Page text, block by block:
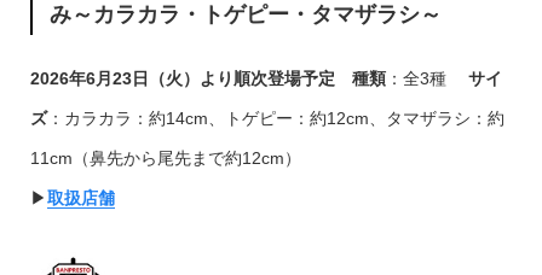
み～カラカラ・トゲピー・タマザラシ～
2026年6月23日（火）より順次登場予定 種類：全3種 サイ
ズ：カラカラ：約14cm、トゲピー：約12cm、タマザラシ：約
11cm（鼻先から尾先まで約12cm）
▶︎取扱店舗